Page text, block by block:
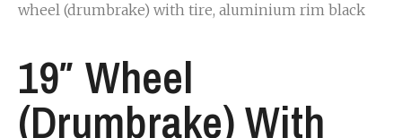
wheel (drumbrake) with tire, aluminium rim black
19″ Wheel
(drumbrake) With